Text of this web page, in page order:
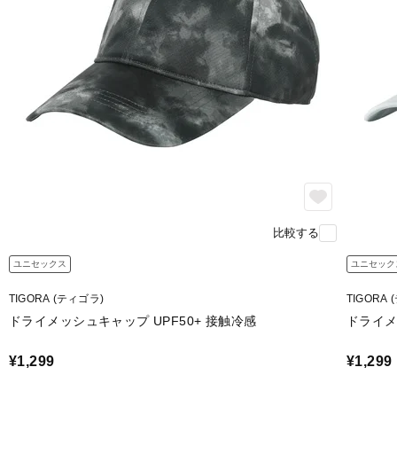
比較する
ユニセックス
TIGORA (ティゴラ)
ドライメッシュキャップ UPF50+ 接触冷感
¥1,299
ユニセック
TIGORA
ドライ
¥1,299